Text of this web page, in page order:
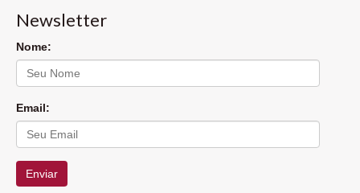
Newsletter
Nome:
Email:
Enviar